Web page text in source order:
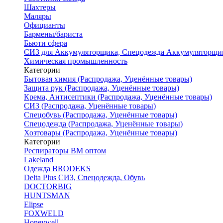
Шахтеры
Маляры
Официанты
Бармены/бариста
Бьюти сфера
СИЗ для Аккумуляторщика, Спецодежда
Химическая промышленность
Категории
Бытовая химия (Распродажа, Уценённые товары)
Защита рук (Распродажа, Уценённые товары)
Крема, Антисептики (Распродажа, Уценённые товары)
СИЗ (Распродажа, Уценённые товары)
Спецобувь (Распродажа, Уценённые товары)
Спецодежда (Распродажа, Уценённые товары)
Хозтовары (Распродажа, Уценённые товары)
Категории
Респираторы ВМ оптом
Lakeland
Одежда BRODEKS
Delta Plus СИЗ, Спецодежда, Обувь
DOCTORBIG
HUNTSMAN
Elipse
FOXWELD